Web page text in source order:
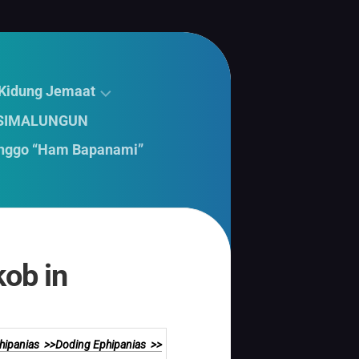
Jemaat
“Ham Bapanami”
in
>>Doding Ephipanias >>